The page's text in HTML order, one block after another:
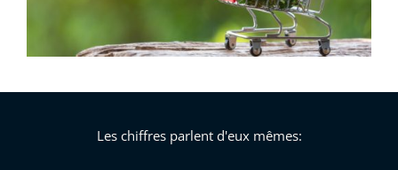
Les chiffres parlent d'eux mêmes: